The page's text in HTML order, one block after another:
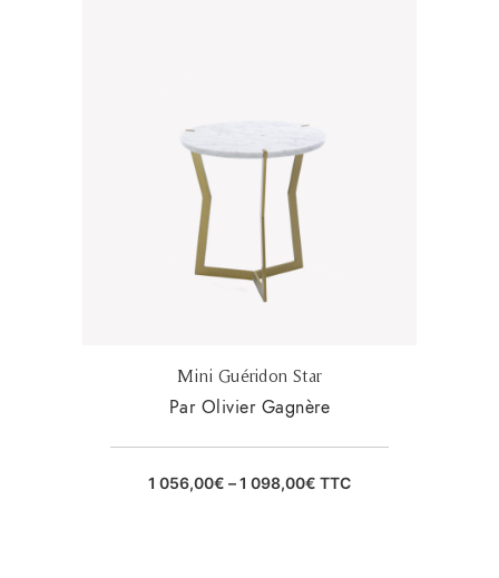
Mini Guéridon Star
Par Olivier Gagnère
1 056,00€ –1 098,00€ TTC